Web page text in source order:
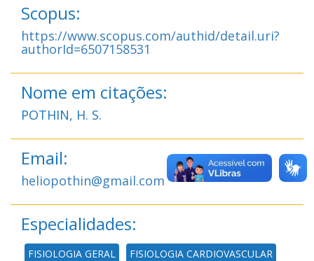
Scopus:
https://www.scopus.com/authid/detail.uri?
authorId=6507158531
Nome em citações:
POTHIN, H. S.
Email:
heliopothin@gmail.com
Especialidades:
FISIOLOGIA GERAL FISIOLOGIA CARDIOVASCULAR